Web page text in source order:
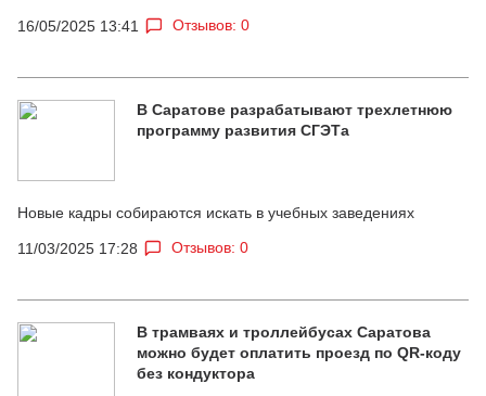
16/05/2025 13:41 Отзывов: 0
В Саратове разрабатывают трехлетнюю
программу развития СГЭТа
Новые кадры собираются искать в учебных заведениях
11/03/2025 17:28 Отзывов: 0
В трамваях и троллейбусах Саратова
можно будет оплатить проезд по QR-коду
без кондуктора